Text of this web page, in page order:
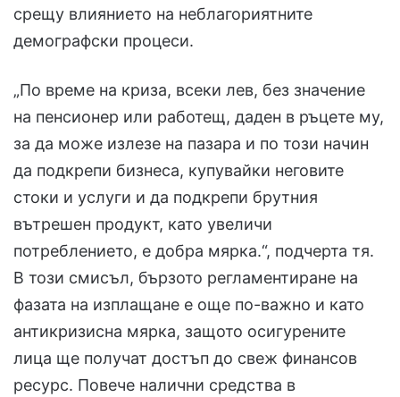
срещу влиянието на неблагориятните
демографски процеси.
„По време на криза, всеки лев, без значение
на пенсионер или работещ, даден в ръцете му,
за да може излезе на пазара и по този начин
да подкрепи бизнеса, купувайки неговите
стоки и услуги и да подкрепи брутния
вътрешен продукт, като увеличи
потреблението, е добра мярка.“, подчерта тя.
В този смисъл, бързото регламентиране на
фазата на изплащане е още по-важно и като
антикризисна мярка, защото осигурените
лица ще получат достъп до свеж финансов
ресурс. Повече налични средства в